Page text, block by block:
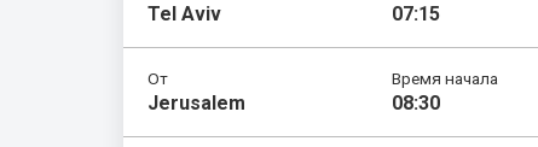
Tel Aviv 07:15
От
Jerusalem
Время начала
08:30